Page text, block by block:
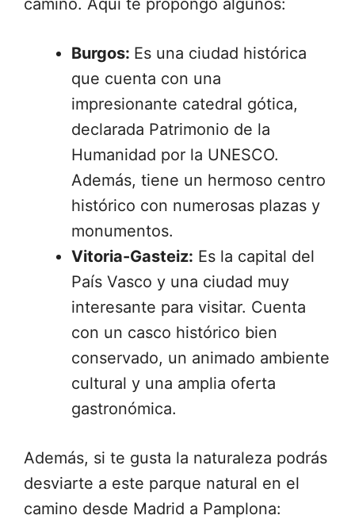
camino. Aquí te propongo algunos:
Burgos: Es una ciudad histórica
que cuenta con una
impresionante catedral gótica,
declarada Patrimonio de la
Humanidad por la UNESCO.
Además, tiene un hermoso centro
histórico con numerosas plazas y
monumentos.
Vitoria-Gasteiz: Es la capital del
País Vasco y una ciudad muy
interesante para visitar. Cuenta
con un casco histórico bien
conservado, un animado ambiente
cultural y una amplia oferta
gastronómica.
Además, si te gusta la naturaleza podrás
desviarte a este parque natural en el
camino desde Madrid a Pamplona: